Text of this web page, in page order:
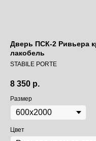
Дверь ПСК-2 Ривьера
лакобель
STABILE PORTE
8 350 р.
Размер
Цвет